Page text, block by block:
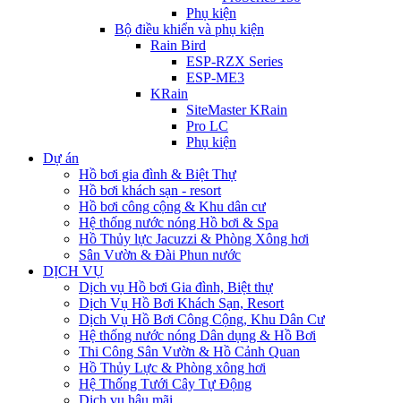
Phụ kiện
Bộ điều khiển và phụ kiện
Rain Bird
ESP-RZX Series
ESP-ME3
KRain
SiteMaster KRain
Pro LC
Phụ kiện
Dự án
Hồ bơi gia đình & Biệt Thự
Hồ bơi khách sạn - resort
Hồ bơi công cộng & Khu dân cư
Hệ thống nước nóng Hồ bơi & Spa
Hồ Thủy lực Jacuzzi & Phòng Xông hơi
Sân Vườn & Đài Phun nước
DỊCH VỤ
Dịch vụ Hồ bơi Gia đình, Biệt thự
Dịch Vụ Hồ Bơi Khách Sạn, Resort
Dịch Vụ Hồ Bơi Công Cộng, Khu Dân Cư
Hệ thống nước nóng Dân dụng & Hồ Bơi
Thi Công Sân Vườn & Hồ Cảnh Quan
Hồ Thủy Lực & Phòng xông hơi
Hệ Thống Tưới Cây Tự Động
Dịch vụ hậu mãi